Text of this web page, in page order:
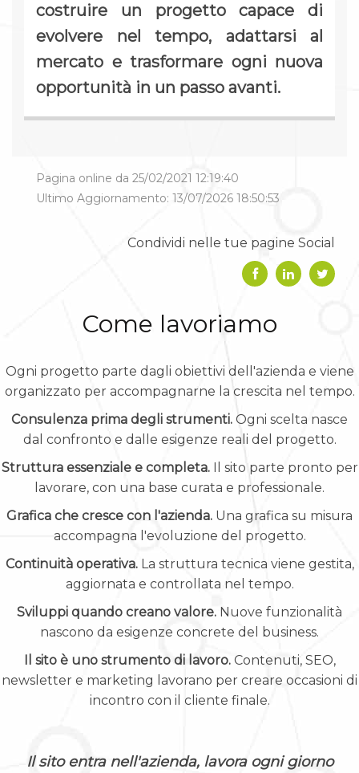
costruire un progetto capace di
evolvere nel tempo, adattarsi al
mercato e trasformare ogni nuova
opportunità in un passo avanti.
Pagina online da 25/02/2021 12:19:40
Ultimo Aggiornamento: 13/07/2026 18:50:53
Condividi nelle tue pagine Social
Come lavoriamo
Ogni progetto parte dagli obiettivi dell'azienda e viene
organizzato per accompagnarne la crescita nel tempo.
Consulenza prima degli strumenti. Ogni scelta nasce
dal confronto e dalle esigenze reali del progetto.
Struttura essenziale e completa.Il sito parte pronto per
lavorare, con una base curata e professionale.
Grafica che cresce con l'azienda. Una grafica su misura
accompagna l'evoluzione del progetto.
Continuità operativa.La struttura tecnica viene gestita,
aggiornata e controllata nel tempo.
Sviluppi quando creano valore. Nuove funzionalità
nascono da esigenze concrete del business.
Il sito è uno strumento di lavoro.Contenuti, SEO,
newsletter e marketing lavorano per creare occasioni di
incontro con il cliente finale.
Il sito entra nell'azienda, lavora ogni giorno